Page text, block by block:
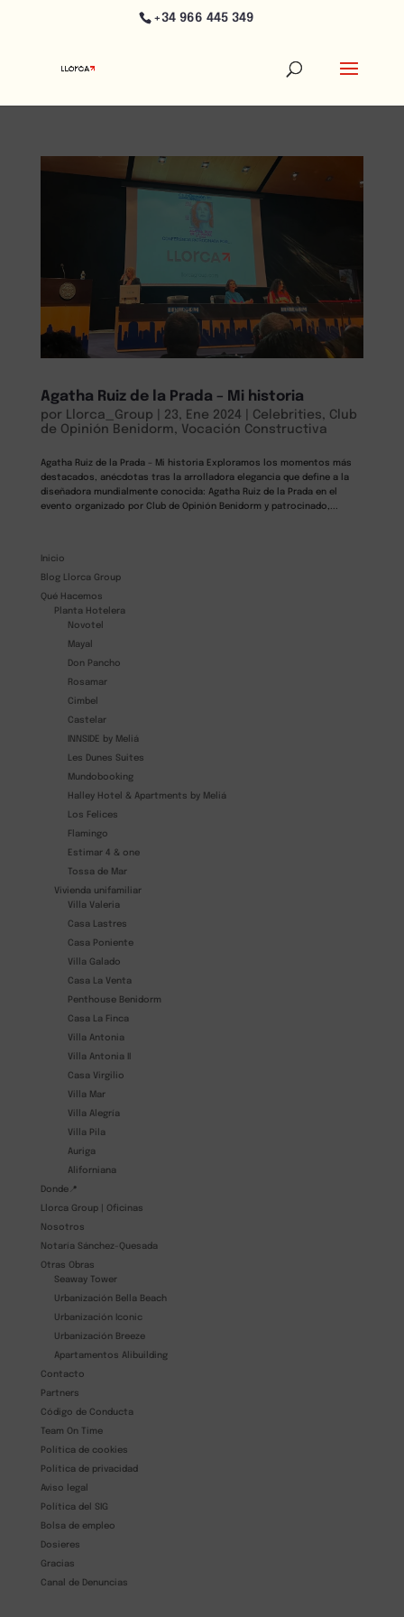
+34 966 445 349
Agatha Ruiz de la Prada – Mi historia
por Llorca_Group 23, Ene 2024 Celebrities, Club
de Opinión Benidorm, Vocación Constructiva
Agatha Ruiz de la Prada – Mi historia Exploramos los momentos más
destacados, anécdotas tras la arrolladora elegancia que define a la
diseñadora mundialmente conocida: Agatha Ruiz de la Prada en el
evento organizado por Club de Opinión Benidorm y patrocinado,...
Inicio
Blog Llorca Group
Qué Hacemos
Planta Hotelera
Novotel
Mayal
Don Pancho
Rosamar
Cimbel
Castelar
INNSIDE by Meliá
Les Dunes Suites
Mundobooking
Halley Hotel & Apartments by Meliá
Los Felices
Flamingo
Estimar 4 & one
Tossa de Mar
Vivienda unifamiliar
Villa Valeria
Casa Lastres
Casa Poniente
Villa Galado
Casa La Venta
Penthouse Benidorm
Casa La Finca
Villa Antonia
Villa Antonia II
Casa Virgilio
Villa Mar
Villa Alegría
Villa Pila
Auriga
Aliforniana
Donde📍
Llorca Group | Oficinas
Nosotros
Notaría Sánchez-Quesada
Otras Obras
Seaway Tower
Urbanización Bella Beach
Urbanización Iconic
Urbanización Breeze
Apartamentos Alibuilding
Contacto
Partners
Código de Conducta
Team On Time
Política de cookies
Política de privacidad
Aviso legal
Política del SIG
Bolsa de empleo
Dosieres
Gracias
Canal de Denuncias